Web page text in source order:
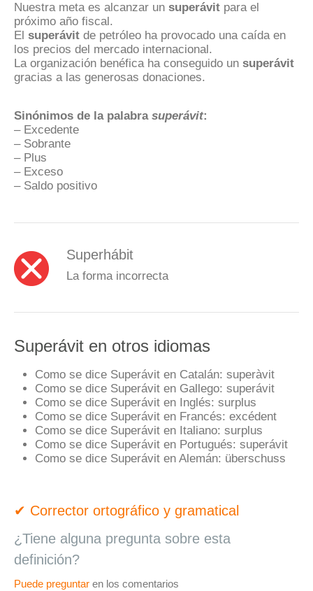
Nuestra meta es alcanzar un superávit para el
próximo año fiscal.
El superávit de petróleo ha provocado una caída en
los precios del mercado internacional.
La organización benéfica ha conseguido un superávit
gracias a las generosas donaciones.
Sinónimos de la palabra superávit:
– Excedente
– Sobrante
– Plus
– Exceso
– Saldo positivo
Superhábit
La forma incorrecta
Superávit en otros idiomas
Como se dice Superávit en Catalán: superàvit
Como se dice Superávit en Gallego: superávit
Como se dice Superávit en Inglés: surplus
Como se dice Superávit en Francés: excédent
Como se dice Superávit en Italiano: surplus
Como se dice Superávit en Portugués: superávit
Como se dice Superávit en Alemán: überschuss
✔ Corrector ortográfico y gramatical
¿Tiene alguna pregunta sobre esta
definición?
Puede preguntar en los comentarios